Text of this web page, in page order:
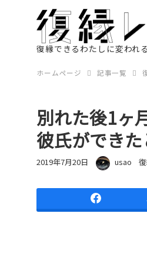
復縁できるわたしに変われ
ホームページ 記事一覧
別れた後1ヶ
彼氏ができ
投稿日
2019年7月20日 著者 usao